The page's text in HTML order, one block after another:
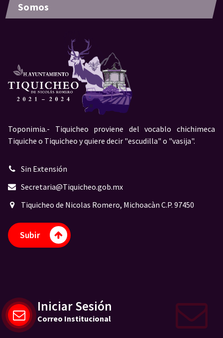
Somos
Toponimia.- Tiquicheo proviene del vocablo chichimeca
Tiquiche o Tiquicheo y quiere decir "escudilla" o "vasija".
Sin Extensión
Secretaria@Tiquicheo.gob.mx
Tiquicheo de Nicolas Romero, Michoacàn C.P. 97450
Subir
Iniciar Sesión
Correo Institucional